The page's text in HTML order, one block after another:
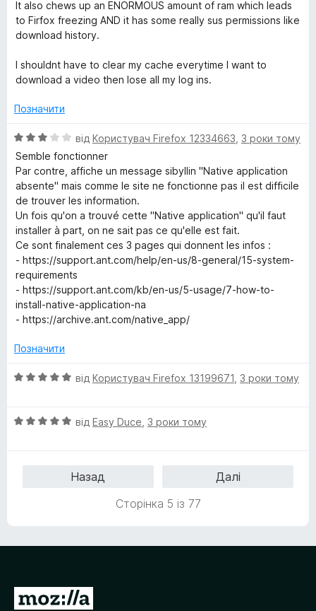
It also chews up an ENORMOUS amount of ram which leads
to Firfox freezing AND it has some really sus permissions like
download history.
I shouldnt have to clear my cache everytime I want to
download a video then lose all my log ins.
Позначити
О
ц
н
к
а
3
з
від Користувач Firefox 12334663 3 роки тому
Semble fonctionner
Par contre, affiche un message sibyllin "Native application
absente" mais comme le site ne fonctionne pas il est difficile
de trouver les information.
Un fois qu'on a trouvé cette "Native application" qu'il faut
installer à part, on ne sait pas ce qu'elle est fait.
Ce sont finalement ces 3 pages qui donnent les infos :
- https://support.ant.com/help/en-us/8-general/15-system-
requirements
- https://support.ant.com/kb/en-us/5-usage/7-how-to-
install-native-application-na
- https://archive.ant.com/native_app/
Позначити
О
н
від Користувач Firefox 13199671 3 роки тому
О
від Easy Duce 3 роки тому
Назад
Далі
Сторінка 5 із 77
П